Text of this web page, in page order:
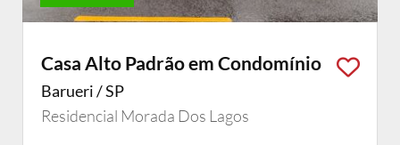
Casa Alto Padrão em Condomínio
Barueri / SP
Residencial Morada Dos Lagos